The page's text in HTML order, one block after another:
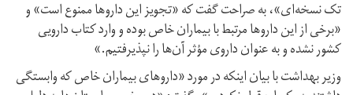
تک نسخه‌ای»، به صراحت گفت که «تجویز این داروها ممنوع است» و
«برخی از این داروها مرتبط با بیماران خاص بوده و وارد کتاب دارویی
کشور نشده و به عنوان داروی مؤثر آن‌ها را نپذیرفتیم.»
وزیر بهداشت با بیان اینکه در مورد «داروهای بیماران خاص که وابستگی